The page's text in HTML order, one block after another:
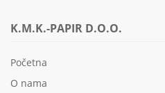
K.M.K.-PAPIR D.O.O.
Početna
O nama